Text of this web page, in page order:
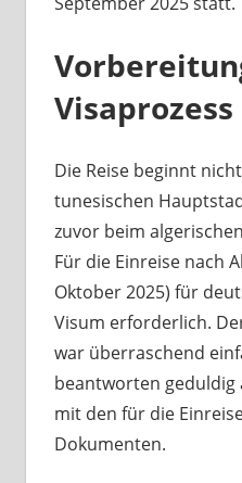
Visaprozess
Die Reise beginnt
tunesischen
zuvor beim
Für die Einreise nach
Oktober 2025) für
Visum erforderlich.
war überraschend
beantworten geduldig
mit den für die
Dokumenten.